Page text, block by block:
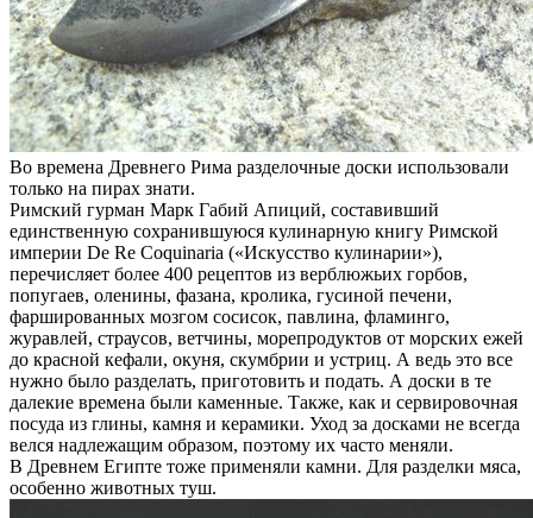
Во времена Древнего Рима разделочные доски использовали
только на пирах знати.
Римский гурман Марк Габий Апиций, составивший
единственную сохранившуюся кулинарную книгу Римской
империи De Re Coquinaria («Искусство кулинарии»),
перечисляет более 400 рецептов из верблюжьих горбов,
попугаев, оленины, фазана, кролика, гусиной печени,
фаршированных мозгом сосисок, павлина, фламинго,
журавлей, страусов, ветчины, морепродуктов от морских ежей
до красной кефали, окуня, скумбрии и устриц. А ведь это все
нужно было разделать, приготовить и подать. А доски в те
далекие времена были каменные. Также, как и сервировочная
посуда из глины, камня и керамики. Уход за досками не всегда
велся надлежащим образом, поэтому их часто меняли.
В Древнем Египте тоже применяли камни. Для разделки мяса,
особенно животных туш.